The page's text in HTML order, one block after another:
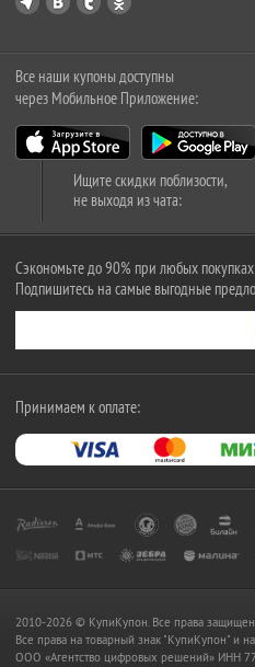
Все наши купоны доступны
через Мобильное Приложение:
Ищите скидки поблизости,
не выходя из чата:
Сэкономьте до 90% при любых покупках
Подпишитесь на самые выгодные
Принимаем к оплате:
2010-2026 © КупиКупон. Все права
Все права на товарный знак "КупиКупон" и
OOO «Агентство цифровых решений» ИНН